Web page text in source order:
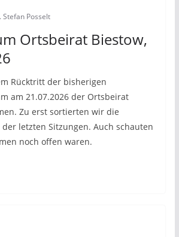
Stefan Posselt
Ortsbeirat Biestow,
Rücktritt der bisherigen
am 21.07.2026 der Ortsbeirat
Zu erst sortierten wir die
letzten Sitzungen. Auch schauten
noch offen waren.